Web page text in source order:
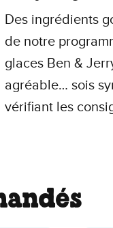
Des ingrédients
de notre
glaces Ben &
agréable… sois
vérifiant les